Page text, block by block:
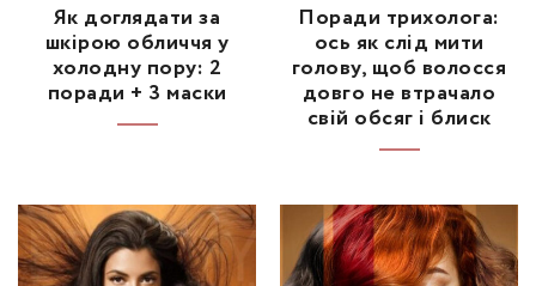
Як доглядати за
шкірою обличчя у
холодну пору: 2
поради + 3 маски
Поради трихолога:
ось як слід мити
голову, щоб волосся
довго не втрачало
свій обсяг і блиск